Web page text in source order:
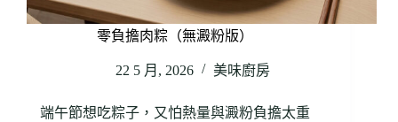
零負擔肉粽（無澱粉版）
22 5 月, 2026 美味廚房
端午節想吃粽子，又怕熱量與澱粉負擔太重